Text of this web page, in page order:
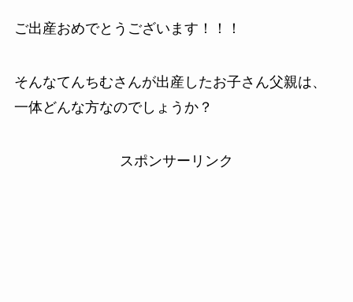
ご出産おめでとうございます！！！
そんなてんちむさんが出産したお子さん父親は、
一体どんな方なのでしょうか？
スポンサーリンク